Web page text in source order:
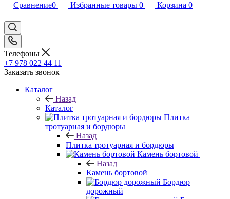
Сравнение0 Избранные товары 0 Корзина 0
Телефоны
+7 978 022 44 11
Заказать звонок
Каталог
Назад
Каталог
Плитка
тротуарная и бордюры
Назад
Плитка тротуарная и бордюры
Камень бортовой
Назад
Камень бортовой
Бордюр
дорожный